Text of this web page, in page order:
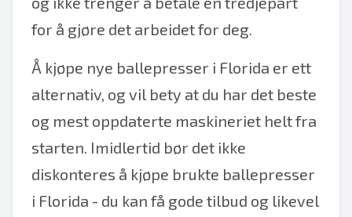
for å gjøre det arbeidet for deg.
Å kjøpe nye ballepresser i Florida er ett
alternativ, og vil bety at du har det beste
og mest oppdaterte maskineriet helt fra
starten. Imidlertid bør det ikke
diskonteres å kjøpe brukte ballepresser
i Florida - du kan få gode tilbud og likevel